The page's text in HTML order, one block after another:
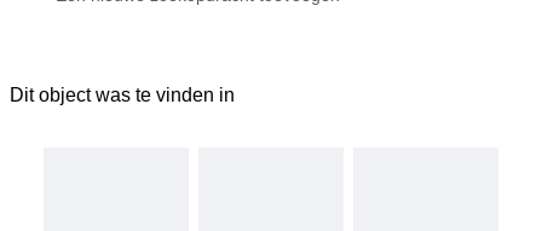
Dit object was te vinden in